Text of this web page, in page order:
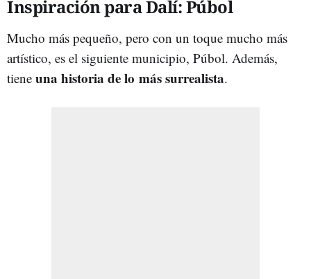
Inspiración para Dalí: Púbol
Mucho más pequeño, pero con un toque mucho más
artístico, es el siguiente municipio, Púbol. Además,
tiene una historia de lo más surrealista.